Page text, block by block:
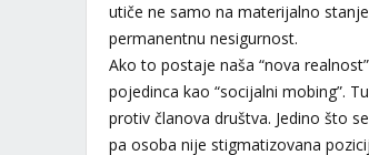
utiče ne samo na materijalno
permanentnu nesigurnost.
Ako to postaje naša “nova
pojedinca kao “socijalni mobing”.
protiv članova društva. Jedino što
pa osoba nije stigmatizovana